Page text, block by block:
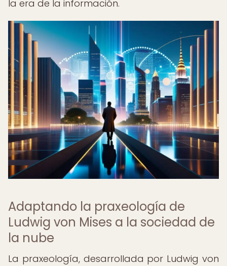
la era de la información.
Adaptando la praxeología de
Ludwig von Mises a la sociedad de
la nube
La praxeología, desarrollada por Ludwig von